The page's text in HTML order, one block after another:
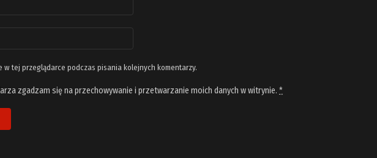
w tej przeglądarce podczas pisania kolejnych komentarzy.
zgadzam się na przechowywanie i przetwarzanie moich danych w witrynie. *